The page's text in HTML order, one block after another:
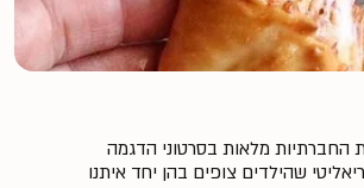
החברתיות מלאות בסרטוני הדגמה
שהילדים צופים בהן יחד איתנו